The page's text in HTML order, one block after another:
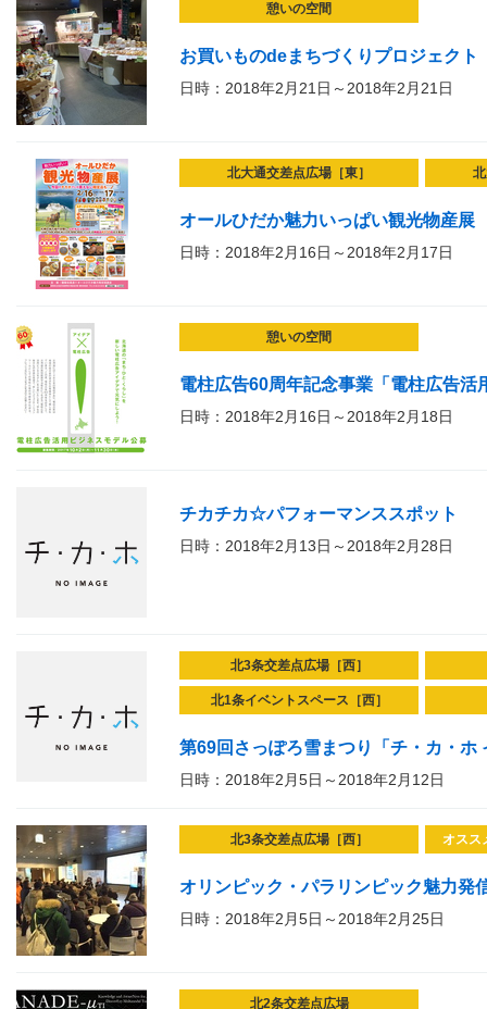
憩いの空間
お買いものdeまちづくりプロジェクト
日時：2018年2月21日～2018年2月21日
北大通交差点広場［東］
オールひだか魅力いっぱい観光物産展
日時：2018年2月16日～2018年2月17日
憩いの空間
電柱広告60周年記念事業「電柱広告活
日時：2018年2月16日～2018年2月18日
チカチカ☆パフォーマンススポット
日時：2018年2月13日～2018年2月28日
北3条交差点広場［西］
北1条イベントスペース［西］
第69回さっぽろ雪まつり「チ・カ・
日時：2018年2月5日～2018年2月12日
北3条交差点広場［西］ オスス
オリンピック・パラリンピック魅力発
日時：2018年2月5日～2018年2月25日
北2条交差点広場